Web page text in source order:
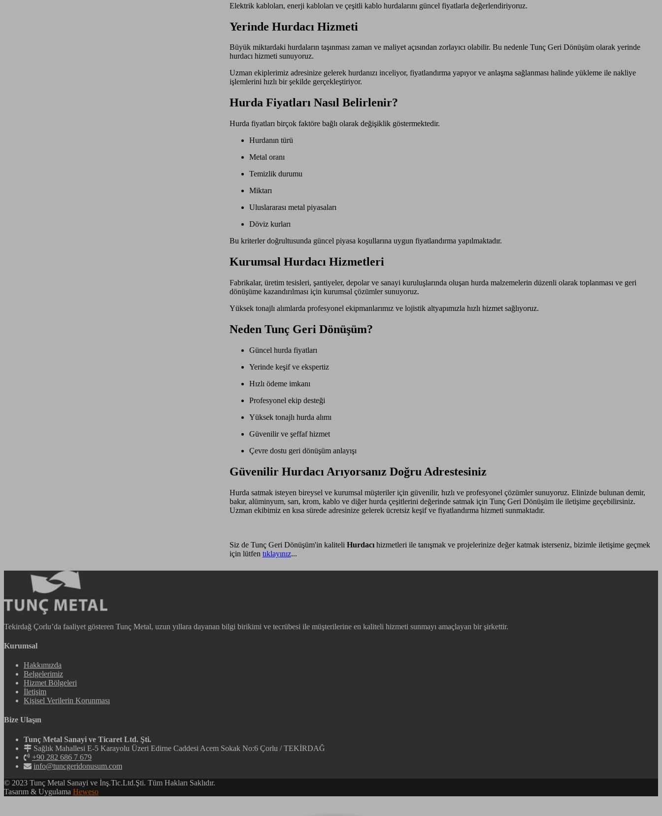
Elektrik kabloları, enerji kabloları ve çeşitli kablo hurdalarını güncel fiyatlarla değerlendiriyoruz.
Yerinde Hurdacı Hizmeti
Büyük miktardaki hurdaların taşınması zaman ve maliyet açısından zorlayıcı olabilir. Bu nedenle Tunç Geri Dönüşüm olarak yerinde
hurdacı hizmeti sunuyoruz.
Uzman ekiplerimiz adresinize gelerek hurdanızı inceliyor, fiyatlandırma yapıyor ve anlaşma sağlanması halinde yükleme ile nakliye
işlemlerini hızlı bir şekilde gerçekleştiriyor.
Hurda Fiyatları Nasıl Belirlenir?
Hurda fiyatları birçok faktöre bağlı olarak değişiklik göstermektedir.
Hurdanın türü
Metal oranı
Temizlik durumu
Miktarı
Uluslararası metal piyasaları
Döviz kurları
Bu kriterler doğrultusunda güncel piyasa koşullarına uygun fiyatlandırma yapılmaktadır.
Kurumsal Hurdacı Hizmetleri
Fabrikalar, üretim tesisleri, şantiyeler, depolar ve sanayi kuruluşlarında oluşan hurda malzemelerin düzenli olarak toplanması ve geri
dönüşüme kazandırılması için kurumsal çözümler sunuyoruz.
Yüksek tonajlı alımlarda profesyonel ekipmanlarımız ve lojistik altyapımızla hızlı hizmet sağlıyoruz.
Neden Tunç Geri Dönüşüm?
Güncel hurda fiyatları
Yerinde keşif ve ekspertiz
Hızlı ödeme imkanı
Profesyonel ekip desteği
Yüksek tonajlı hurda alımı
Güvenilir ve şeffaf hizmet
Çevre dostu geri dönüşüm anlayışı
Güvenilir Hurdacı Arıyorsanız Doğru Adrestesiniz
Hurda satmak isteyen bireysel ve kurumsal müşteriler için güvenilir, hızlı ve profesyonel çözümler sunuyoruz. Elinizde bulunan demir,
bakır, alüminyum, sarı, krom, kablo ve diğer hurda çeşitlerini değerinde satmak için Tunç Geri Dönüşüm ile iletişime geçebilirsiniz.
Uzman ekibimiz en kısa sürede adresinize gelerek ücretsiz keşif ve fiyatlandırma hizmeti sunmaktadır.
Siz de Tunç Geri Dönüşüm'in kaliteli Hurdacı hizmetleri ile tanışmak ve projelerinize değer katmak isterseniz, bizimle iletişime geçmek
için lütfen tıklayınız...
Tekirdağ Çorlu’da faaliyet gösteren Tunç Metal, uzun yıllara dayanan bilgi birikimi ve tecrübesi ile müşterilerine en kaliteli hizmeti sunmayı amaçlayan bir şirkettir.
Kurumsal
Hakkımızda
Belgelerimiz
Hizmet Bölgeleri
İletişim
Kişisel Verilerin Korunması
Bize Ulaşın
Tunç Metal Sanayi ve Ticaret Ltd. Şti.
Sağlık Mahallesi E-5 Karayolu Üzeri Edirne Caddesi Acem Sokak No:6 Çorlu / TEKİRDAĞ
+90 282 686 7 679
info@tuncgeridonusum.com
© 2023 Tunç Metal Sanayi ve İnş.Tic.Ltd.Şti. Tüm Hakları Saklıdır.
Tasarım & Uygulama Heweso